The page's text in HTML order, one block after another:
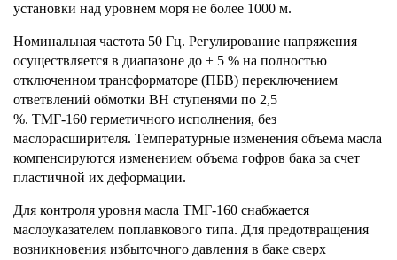
установки над уровнем моря не более 1000 м.
Номинальная частота 50 Гц. Регулирование напряжения
осуществляется в диа­пазоне до ± 5 % на полностью
отключенном трансформаторе (ПБВ) переключением
ответвлений обмотки ВН ступенями по 2,5
%. ТМГ-160 герметичного исполнения, без
маслорасширителя. Температурные изменения объема масла
компенсируются изменением объема гофров бака за счет
пластичной их деформации.
Для контроля уровня масла ТМГ-160 снабжается
маслоуказателем поплавкового типа. Для предотвращения
возникновения избыточного давления в баке сверх